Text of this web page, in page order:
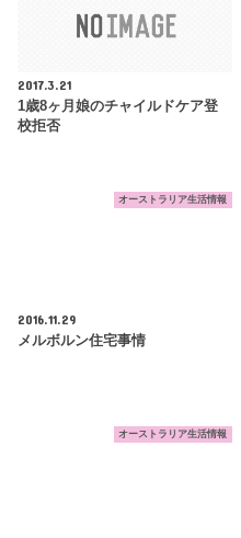
2017.3.21
1歳8ヶ月娘のチャイルドケア登
校拒否
オーストラリア生活情報
2016.11.29
メルボルン住宅事情
オーストラリア生活情報